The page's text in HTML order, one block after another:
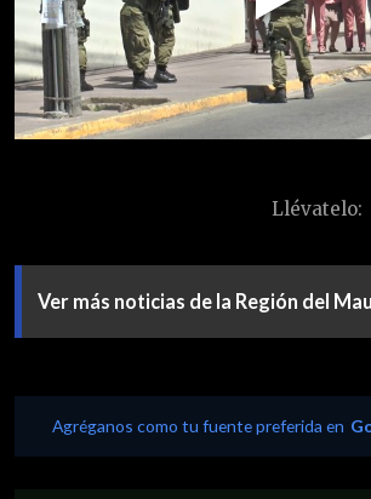
Play
Video
Llévatelo:
Ver más noticias de la Región del
Agréganos como tu fuente preferida en